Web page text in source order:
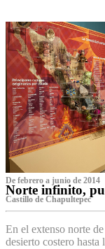
De febrero a junio de 2014
Norte infinito,
Castillo de Chapultepec
En el extenso norte
desierto costero